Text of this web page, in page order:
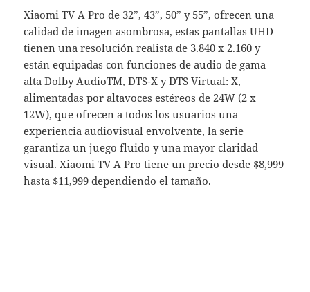
Xiaomi TV A Pro de 32”, 43”, 50” y 55”, ofrecen una
calidad de imagen asombrosa, estas pantallas UHD
tienen una resolución realista de 3.840 x 2.160 y
están equipadas con funciones de audio de gama
alta Dolby AudioTM, DTS-X y DTS Virtual: X,
alimentadas por altavoces estéreos de 24W (2 x
12W), que ofrecen a todos los usuarios una
experiencia audiovisual envolvente, la serie
garantiza un juego fluido y una mayor claridad
visual. Xiaomi TV A Pro tiene un precio desde $8,999
hasta $11,999 dependiendo el tamaño.